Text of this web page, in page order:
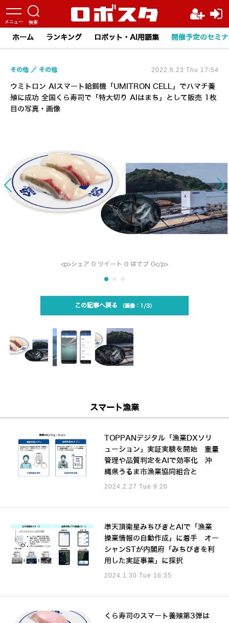
ホーム ランキング ロボット・AI用語集 開催予定のセミ
ウミトロン AIスマート給餌機「UMITRON CELL」でハマチ養
殖に成功 全国くら寿司で「特大切り AIはまち」として販売 1枚
目の写真・画像
その他 その他 2022.6.23 Thu 17:54
<p>シェア 0 ツイート 0 はてブ 0</p>
この記事へ戻る 1/3
スマート漁業
TOPPANデジタル「漁業DXソリ
ューション」実証実験を開始 重量
管理や品質判定をAIで効率化 沖
縄県うるま市漁業協同組合と
2024.2.27 Tue 9:20
準天頂衛星みちびきとAIで「漁業
操業情報の自動作成」に着手 オー
シャンSTが内閣府「みちびきを利
用した実証事業」に採択
2024.1.30 Tue 16:35
くら寿司のスマート養殖第3弾は